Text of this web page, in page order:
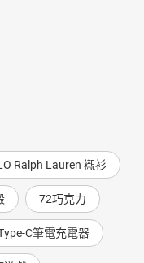
Ralph Lauren 襯衫
72巧克力
C筆電充電器